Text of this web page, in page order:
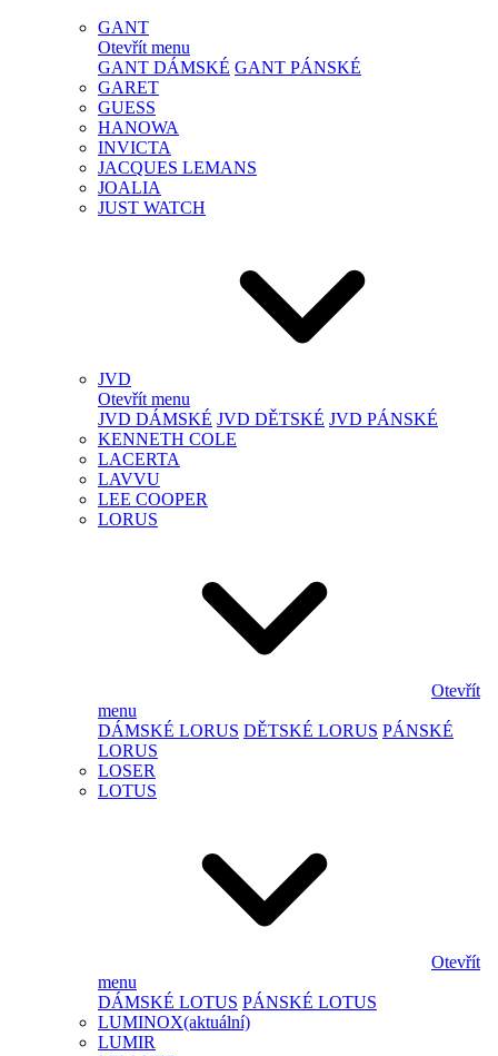
GANT
Otevřít menu
GANT DÁMSKÉ GANT PÁNSKÉ
GARET
GUESS
HANOWA
INVICTA
JACQUES LEMANS
JOALIA
JUST WATCH
JVD
Otevřít menu
JVD DÁMSKÉ JVD DĚTSKÉ JVD PÁNSKÉ
KENNETH COLE
LACERTA
LAVVU
LEE COOPER
LORUS
Otevřít
menu
DÁMSKÉ LORUS DĚTSKÉ LORUS PÁNSKÉ
LORUS
LOSER
LOTUS
Otevřít
menu
DÁMSKÉ LOTUS PÁNSKÉ LOTUS
LUMINOX(aktuální)
LUMIR